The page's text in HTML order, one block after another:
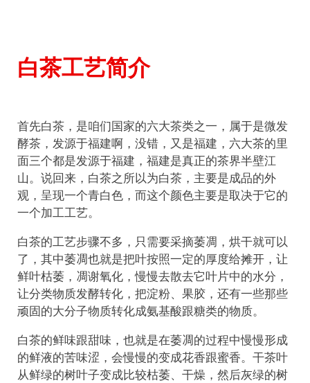
白茶工艺简介
首先白茶，是咱们国家的六大茶类之一，属于是微发
酵茶，发源于福建啊，没错，又是福建，六大茶的里
面三个都是发源于福建，福建是真正的茶界半壁江
山。说回来，白茶之所以为白茶，主要是成品的外
观，呈现一个青白色，而这个颜色主要是取决于它的
一个加工工艺。
白茶的工艺步骤不多，只需要采摘萎凋，烘干就可以
了，其中萎凋也就是把叶按照一定的厚度给摊开，让
鲜叶枯萎，凋谢氧化，慢慢去散去它叶片中的水分，
让分类物质发酵转化，把淀粉、果胶，还有一些那些
顽固的大分子物质转化成氨基酸跟糖类的物质。
白茶的鲜味跟甜味，也就是在萎凋的过程中慢慢形成
的鲜液的苦味涩，会慢慢的变成花香跟蜜香。干茶叶
从鲜绿的树叶子变成比较枯萎、干燥，然后灰绿的树